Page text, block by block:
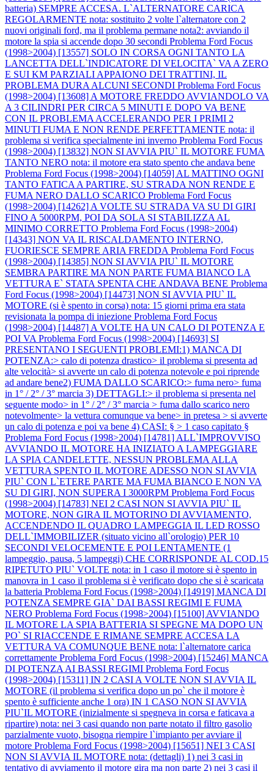
batteria) SEMPRE ACCESA. L`ALTERNATORE CARICA
REGOLARMENTE nota: sostituito 2 volte l`alternatore con 2
nuovi originali ford, ma il problema permane nota2: avviando il
motore la spia si accende dopo 30 secondi Problema Ford Focus
(1998>2004) [13557] SOLO IN CORSA OGNI TANTO LA
LANCETTA DELL`INDICATORE DI VELOCITA` VA A ZERO
E SUI KM PARZIALI APPAIONO DEI TRATTINI, IL
PROBLEMA DURA ALCUNI SECONDI Problema Ford Focus
(1998>2004) [13608] A MOTORE FREDDO AVVIANDOLO VA
A 3 CILINDRI PER CIRCA 5 MINUTI E DOPO VA BENE
CON IL PROBLEMA ACCELERANDO PER I PRIMI 2
MINUTI FUMA E NON RENDE PERFETTAMENTE nota: il
problema si verifica specialmente ini inverno Problema Ford Focus
(1998>2004) [13832] NON SI AVVIA PIU` IL MOTORE FUMA
TANTO NERO nota: il motore era stato spento che andava bene
Problema Ford Focus (1998>2004) [14059] AL MATTINO OGNI
TANTO FATICA A PARTIRE, SU STRADA NON RENDE E
FUMA NERO DALLO SCARICO Problema Ford Focus
(1998>2004) [14262] A VOLTE SU STRADA VA SU DI GIRI
FINO A 5000RPM, POI DA SOLA SI STABILIZZA AL
MINIMO CORRETTO Problema Ford Focus (1998>2004)
[14343] NON VA IL RISCALDAMENTO INTERNO,
FUORIESCE SEMPRE ARIA FREDDA Problema Ford Focus
(1998>2004) [14385] NON SI AVVIA PIU` IL MOTORE
SEMBRA PARTIRE MA NON PARTE FUMA BIANCO LA
VETTURA E` STATA SPENTA CHE ANDAVA BENE Problema
Ford Focus (1998>2004) [14473] NON SI AVVIA PIU` IL
MOTORE (si è spento in corsa) nota: 15 giorni prima era stata
revisionata la pompa di iniezione Problema Ford Focus
(1998>2004) [14487] A VOLTE HA UN CALO DI POTENZA E
POI VA Problema Ford Focus (1998>2004) [14693] SI
PRESENTANO I SEGUENTI PROBLEMI:1) MANCA DI
POTENZA:> calo di potenza drastico> il problema si presenta ad
alte velocità> si avverte un calo di potenza notevole e poi riprende
ad andare bene2) FUMA DALLO SCARICO:> fuma nero> fuma
in 1° / 2° / 3° marcia 3) DETTAGLI:> il problema si presenta nel
seguente modo> in 1° / 2° / 3° marcia > fuma dallo scarico nero
notevolmente> la vettura comunque va bene> in pretesa > si avverte
un calo di potenza e poi va bene 4) CASI: § > 1 caso capitato §
Problema Ford Focus (1998>2004) [14781] ALL`IMPROVVISO
AVVIANDO IL MOTORE HA INIZIATO A LAMPEGGIARE
LA SPIA CANDELETTE, NESSUN PROBLEMA ALLA
VETTURA SPENTO IL MOTORE ADESSO NON SI AVVIA
PIU` CON L`ETERE PARTE MA FUMA BIANCO E NON VA
SU DI GIRI, NON SUPERA I 3000RPM Problema Ford Focus
(1998>2004) [14783] NEI 2 CASI NON SI AVVIA PIU` IL
MOTORE, NON GIRA IL MOTORINO DI AVVIAMENTO,
ACCENDENDO IL QUADRO LAMPEGGIA IL LED ROSSO
DELL`IMMOBILIZER (situato vicino all`orologio) PER 10
SECONDI VELOCEMENTE E POI LENTAMENTE (1
lampeggio, pausa, 5 lampeggi) CHE CORRISPONDE AL COD.15
RIPETUTO PIU` VOLTE nota: in 1 caso il motore si è spento in
manovra in 1 caso il problema si è verificato dopo che si è scaricata
la batteria Problema Ford Focus (1998>2004) [14919] MANCA DI
POTENZA SEMPRE GIA` DAI BASSI REGIMI E FUMA
NERO Problema Ford Focus (1998>2004) [15100] AVVIANDO
IL MOTORE LA SPIA BATTERIA SI SPEGNE MA DOPO UN
PO` SI RIACCENDE E RIMANE SEMPRE ACCESA LA
VETTURA VA COMUNQUE BENE nota: l`alternatore carica
correttamente Problema Ford Focus (1998>2004) [15246] MANCA
DI POTENZA AI BASSI REGIMI Problema Ford Focus
(1998>2004) [15311] IN 2 CASI A VOLTE NON SI AVVIA IL
MOTORE (il problema si verifica dopo un po` che il motore è
spento è sufficiente anche 1 ora) IN 1 CASO NON SI AVVIA
PIU`IL MOTORE (inizialmente si spegneva in corsa e faticava a
ripartire) nota: nei 3 casi quando non parte notato il filtro gasolio
parzialmente vuoto, bisogna riempire l`impianto per avviare il
motore Problema Ford Focus (1998>2004) [15651] NEI 3 CASI
NON SI AVVIA IL MOTORE nota: (dettagli) 1) nei 3 casi in
tentativo di avviamento il motore gira ma non parte 2) nei 3 casi il